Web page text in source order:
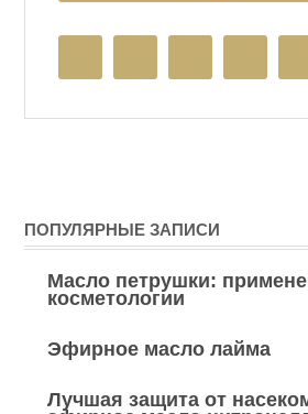
ПОПУЛЯРНЫЕ ЗАПИСИ
Масло петрушки:
косметологии
Эфирное масло лайма
Лучшая защита от